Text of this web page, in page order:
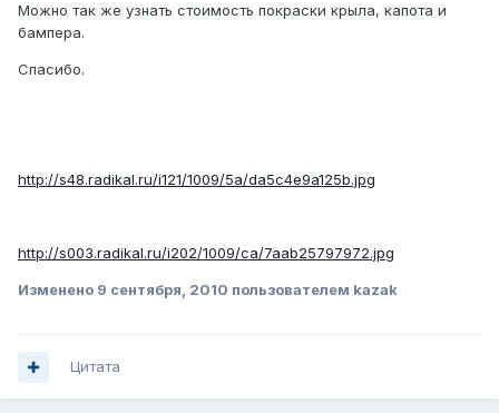
Можно так же узнать стоимость покраски крыла, капота и
бампера.
Спасибо.
http://s48.radikal.ru/i121/1009/5a/da5c4e9a125b.jpg
http://s003.radikal.ru/i202/1009/ca/7aab25797972.jpg
Изменено 9 сентября, 2010 пользователем kazak
Цитата